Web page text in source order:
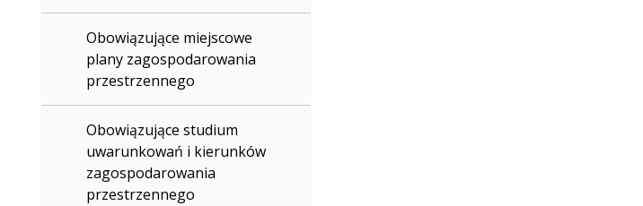
Obowiązujące miejscowe
plany zagospodarowania
przestrzennego
Obowiązujące studium
uwarunkowań i kierunków
zagospodarowania
przestrzennego